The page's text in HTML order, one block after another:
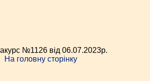
№1126 від 06.07.2023p.
На головну сторінку